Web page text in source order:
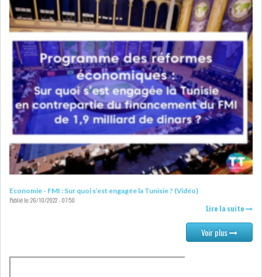
Economie - FMI : Sur quoi s’est engagée la Tunisie ? (Vidéo)
Publié le:26/10/2022 - 07:50
Lire la suite
Voir plus